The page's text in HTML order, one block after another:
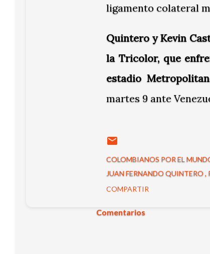
ligamento colateral
Quintero y Kevin
la Tricolor, que
estadio
martes 9 ante
COLOMBIANOS POR EL
JUAN FERNANDO QUINTERO
COMPARTIR
Comentarios